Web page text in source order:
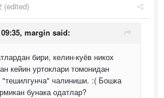
(edited)
margin said:
бири, келин-куёв никох
кейин уртоклари томонидан
"тешилгунча" чалиниши. :( Бошка
бунака одатлар?